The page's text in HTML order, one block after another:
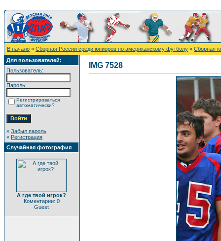
В начало » Сборная России среди юниоров по американскому футболу » Сборная
Для пользователей:
Пользователь:
Пароль:
Регистрироваться
автоматически?
» Забыл пароль
» Регистрация
Случайная фотография
А где твой игрок?
Коментарии: 0
Guest
IMG 7528